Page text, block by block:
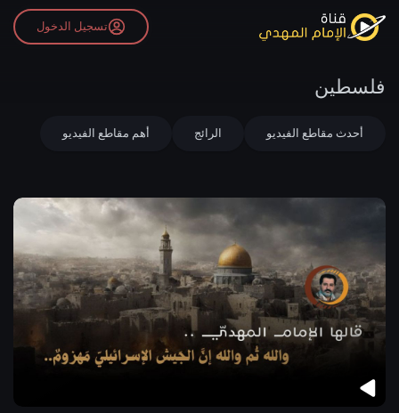
تسجيل الدخول
فلسطين
أحدث مقاطع الفيديو الرائج أهم مقاطع الفيديو